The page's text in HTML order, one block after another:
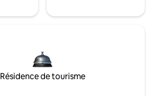
Résidence de tourisme